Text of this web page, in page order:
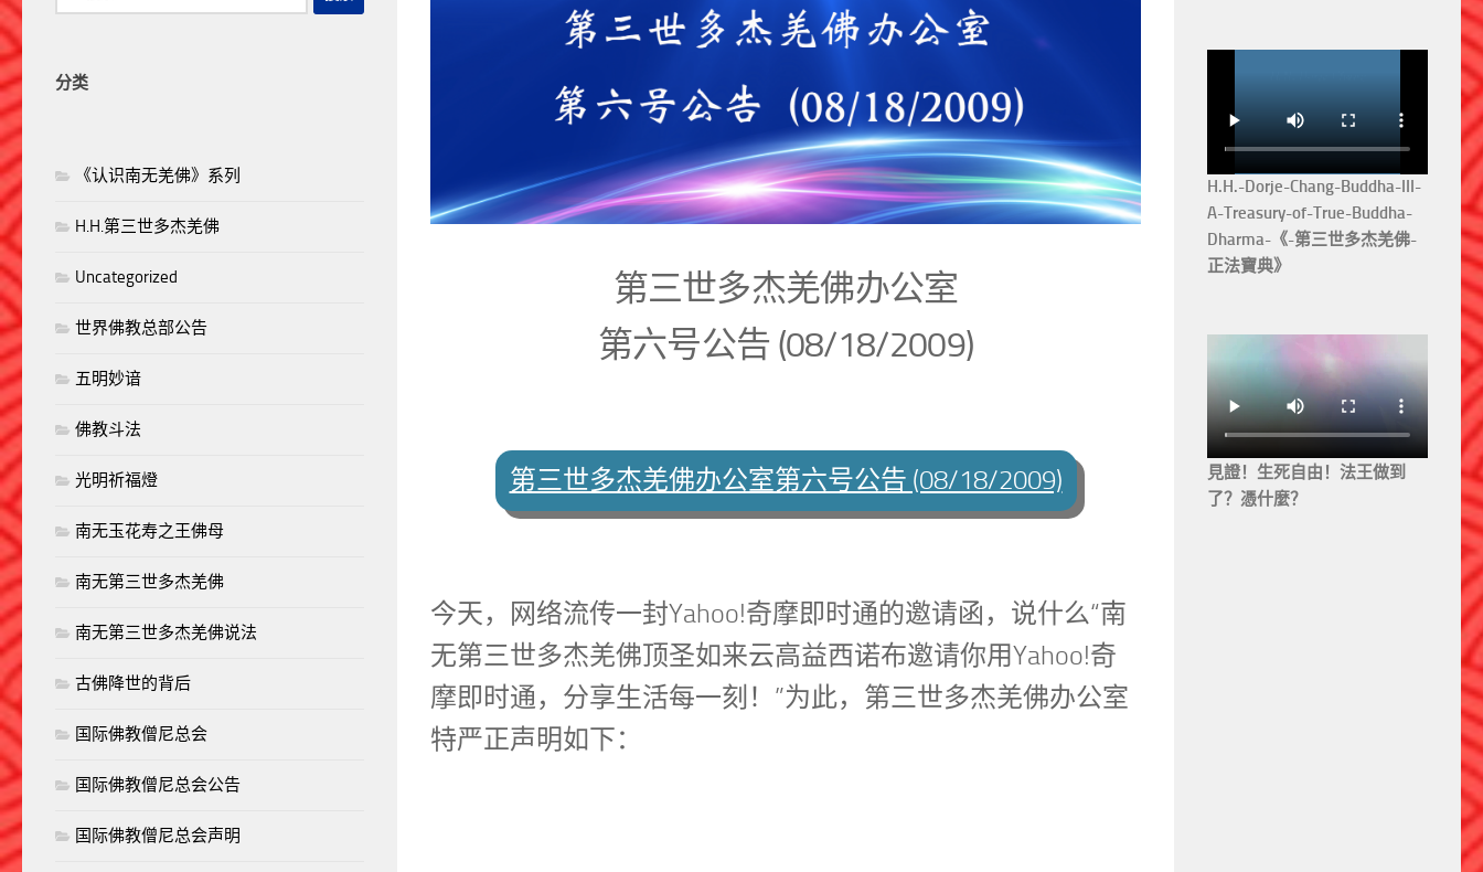
第三世多杰羌佛办公室
第六号公告 (08/18/2009)
第三世多杰羌佛办公室第六号公告 (08/18/2009)
今天，网络流传一封Yahoo!奇摩即时通的邀请函，说什么“南
无第三世多杰羌佛顶圣如来云高益西诺布邀请你用Yahoo!奇
摩即时通，分享生活每一刻！”为此，第三世多杰羌佛办公室
特严正声明如下：
索：
分类
《认识南无羌佛》系列
H.H.第三世多杰羌佛
Uncategorized
世界佛教总部公告
五明妙谙
佛教斗法
光明祈福燈
南无玉花寿之王佛母
南无第三世多杰羌佛
南无第三世多杰羌佛说法
古佛降世的背后
国际佛教僧尼总会
国际佛教僧尼总会公告
国际佛教僧尼总会声明
H.H.-Dorje-Chang-Buddha-III-
A-Treasury-of-True-Buddha-
Dharma-《-第三世多杰羌佛-
正法寶典》
見證！生死自由！法王做到
了？憑什麼？